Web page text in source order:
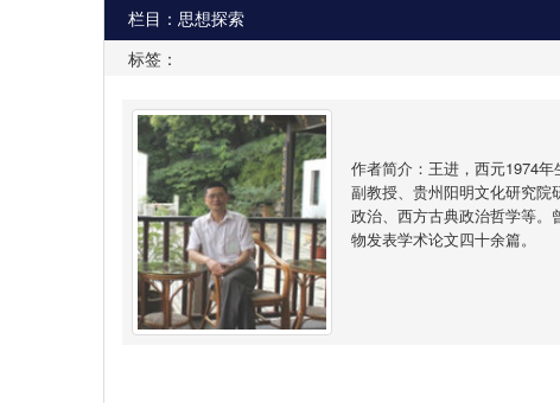
栏目：思想探索
标签：
作者简介：王进，西元1974
副教授、贵州阳明文化研究
政治、西方古典政治哲学等。
物发表学术论文四十余篇。